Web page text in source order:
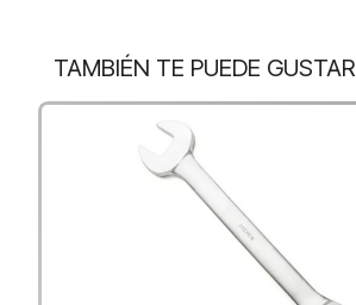
TAMBIÉN TE PUEDE GUSTAR